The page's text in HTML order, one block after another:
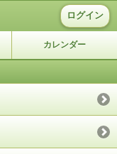
ログイン
カレンダー